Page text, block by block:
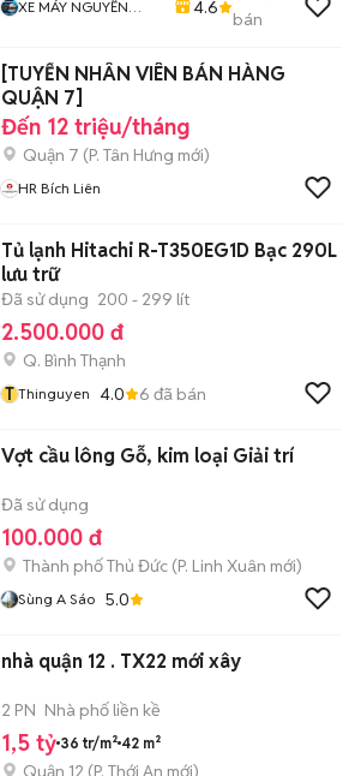
XE MÁY NGUYỄN
4.6
bán
[TUYỂN NHÂN VIÊN BÁN HÀNG
QUẬN 7]
Đến 12 triệu/tháng
Quận 7 (P. Tân Hưng mới)
HR Bích Liên
Tủ lạnh Hitachi R-T350EG1D Bạc 290L
lưu trữ
Đã sử dụng 200 - 299 lít
2.500.000 đ
Q. Bình Thạnh
T Thinguyen 4.0 6 đã bán
Vợt cầu lông Gỗ, kim loại Giải trí
Đã sử dụng
100.000 đ
Thành phố Thủ Đức (P. Linh Xuân mới)
Sùng A Sáo 5.0
nhà quận 12 . TX22 mới xây
2 PN Nhà phố liền kề
1,5 tỷ 36 tr/m² 42 m²
Quận 12 (P. Thới An mới)